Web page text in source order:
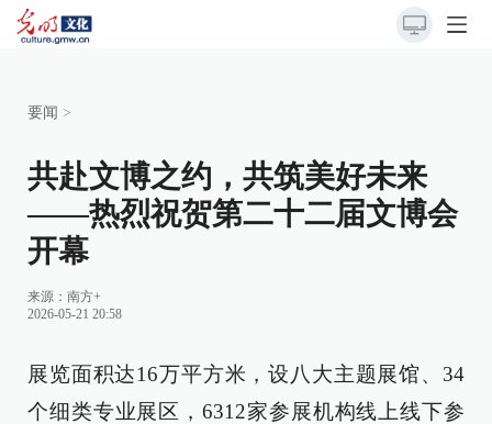
要闻 >
共赴文博之约，共筑美好未来
——热烈祝贺第二十二届文博会
开幕
来源： 南方+
2026-05-21 20:58
展览面积达16万平方米，设八大主题展馆、34
个细类专业展区，6312家参展机构线上线下参